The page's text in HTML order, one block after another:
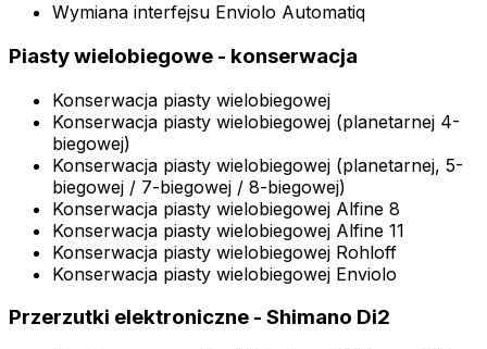
Wymiana interfejsu Enviolo Automatiq
Piasty wielobiegowe - konserwacja
Konserwacja piasty wielobiegowej
Konserwacja piasty wielobiegowej (planetarnej 4-
biegowej)
Konserwacja piasty wielobiegowej (planetarnej, 5-
biegowej / 7-biegowej / 8-biegowej)
Konserwacja piasty wielobiegowej Alfine 8
Konserwacja piasty wielobiegowej Alfine 11
Konserwacja piasty wielobiegowej Rohloff
Konserwacja piasty wielobiegowej Enviolo
Przerzutki elektroniczne - Shimano Di2